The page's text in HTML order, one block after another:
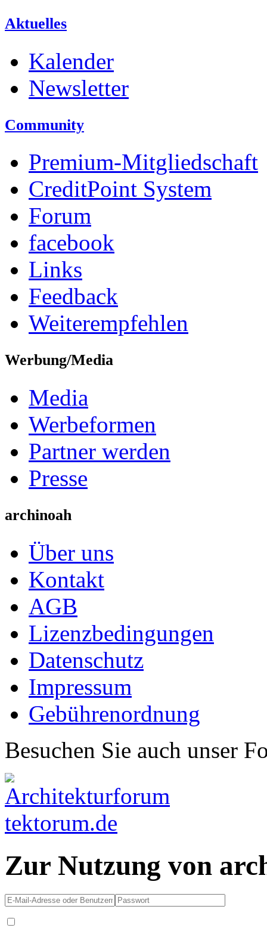
Aktuelles
Kalender
Newsletter
Community
Premium-Mitgliedschaft
CreditPoint System
Forum
facebook
Links
Feedback
Weiterempfehlen
Werbung/Media
Media
Werbeformen
Partner werden
Presse
archinoah
Über uns
Kontakt
AGB
Lizenzbedingungen
Datenschutz
Impressum
Gebührenordnung
Besuchen Sie auch unser
Zur Nutzung von